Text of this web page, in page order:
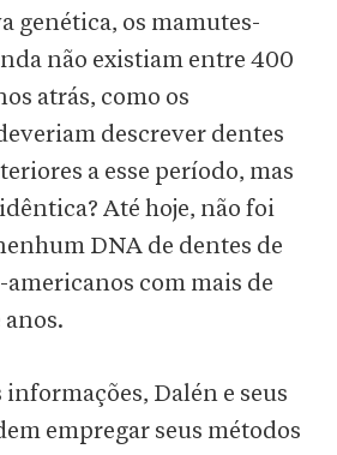
genética, os mamutes-
não existiam entre 400
atrás, como os
descrever dentes
a esse período, mas
Até hoje, não foi
DNA de dentes de
com mais de
informações, Dalén e seus
empregar seus métodos